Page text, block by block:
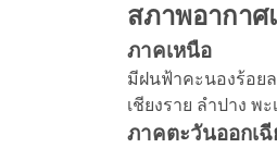
สภาพอากา
ภาคเหนือ
มีฝนฟ้าคะนองร้อย
เชียงราย ลำปาง พ
ภาคตะวันออกเฉี